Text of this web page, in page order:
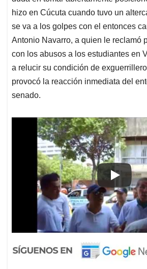
hizo en Cúcuta cuando tuvo un
se va a los golpes con el entonces
Antonio Navarro, a quien le reclamó
con los abusos a los estudiantes en
a relucir su condición de
provocó la reacción inmediata del
senado.